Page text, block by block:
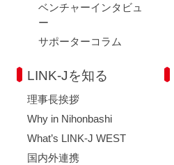
ベンチャーインタビュ
ー
サポーターコラム
LINK-Jを知る
理事長挨拶
Why in Nihonbashi
What’s LINK-J WEST
国内外連携